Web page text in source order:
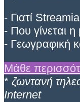
- Γιατί Streamia
- Που γίνεται
- Γεωγραφική
Μάθε
* ζωντανή
Internet